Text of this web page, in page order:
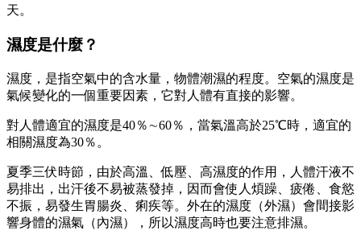
天。
濕度是什麼？
濕度，是指空氣中的含水量，物體潮濕的程度。空氣的濕度是
氣候變化的一個重要因素，它對人體有直接的影響。
對人體適宜的濕度是40％∼60％，當氣溫高於25℃時，適宜的
相關濕度為30％。
夏季三伏時節，由於高溫、低壓、高濕度的作用，人體汗液不
易排出，出汗後不易被蒸發掉，因而會使人煩躁、疲倦、食慾
不振，易發生胃腸炎、痢疾等。外在的濕度（外濕）會間接影
響身體的濕氣（內濕），所以濕度高時也要注意排濕。